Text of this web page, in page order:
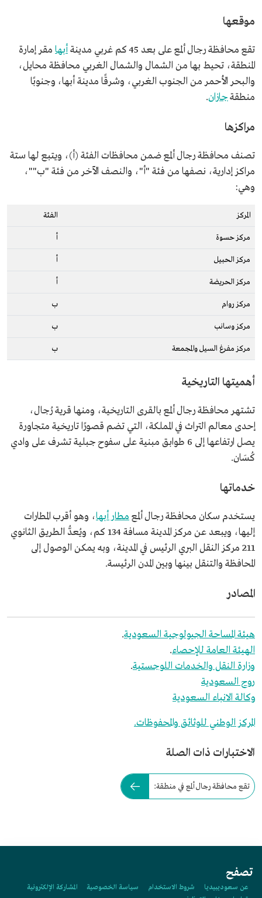
موقعها
تقع محافظة رجال ألمع على بعد 45 كم غربي مدينة أبها مقر إمارة
المنطقة، تحيط بها من الشمال والشمال الغربي محافظة محايل،
والبحر الأحمر من الجنوب الغربي، وشرقًا مدينة أبها، وجنوبًا
منطقةجازان.
مراكزها
تصنف محافظة رجال ألمع ضمن محافظات الفئة (أ)، ويتبع لها ستة
مراكز إدارية، نصفها من فئة "أ"، والنصف الآخر من فئة "ب""،
وهي:
المركز الفئة
مركز حسوة أ
مركز الحبيل أ
مركز الحريضة أ
مركز روام ب
مركز وسانب ب
مركز مفرغ السيل والمجمعة ب
أهميتها التاريخية
تشتهر محافظة رجال ألمع بالقرى التاريخية، ومنها قرية رُجال،
إحدى معالم التراث في المملكة، التي تضم قصورًا تاريخية متجاورة
يصل ارتفاعها إلى 6 طوابق مبنية على سفوح جبلية تشرف على وادي
كُسَان.
خدماتها
يستخدم سكان محافظة رجال ألمع مطار أبها، وهو أقرب المطارات
إليها، ويبعد عن مركز المدينة مسافة 134 كم، ويُعدُّ الطريق الثانوي
211 مركز النقل البري الرئيس في المدينة، وبه يمكن الوصول إلى
المحافظة والتنقل بينها وبين المدن الرئيسة.
المصادر
هيئة المساحة الجيولوجية السعودية.
الهيئة العامة للإحصاء.
وزارة النقل والخدمات اللوجستية.
روح السعودية
وكالة الانباء السعودية
المركز الوطني للوثائق والمحفوظات.
الاختبارات ذات الصلة
تقع محافظة رجال ألمع في منطقة:
تصفح
عن سعوديبيديا شروط الاستخدام سياسة الخصوصية
المشاركة الإلكترونية